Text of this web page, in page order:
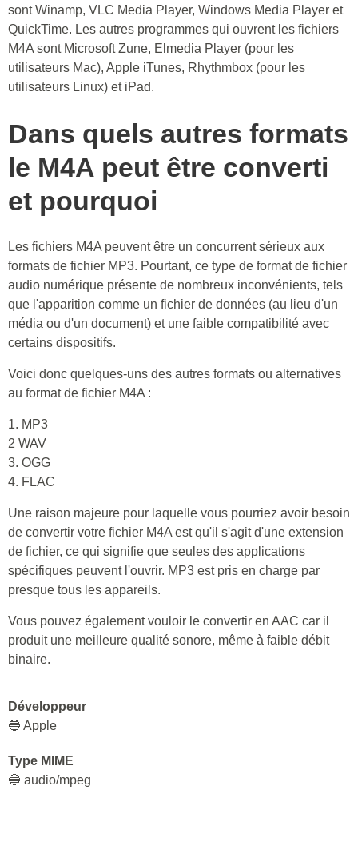
sont Winamp, VLC Media Player, Windows Media Player et
QuickTime. Les autres programmes qui ouvrent les fichiers
M4A sont Microsoft Zune, Elmedia Player (pour les
utilisateurs Mac), Apple iTunes, Rhythmbox (pour les
utilisateurs Linux) et iPad.
Dans quels autres formats
le M4A peut être converti
et pourquoi
Les fichiers M4A peuvent être un concurrent sérieux aux
formats de fichier MP3. Pourtant, ce type de format de fichier
audio numérique présente de nombreux inconvénients, tels
que l'apparition comme un fichier de données (au lieu d'un
média ou d'un document) et une faible compatibilité avec
certains dispositifs.
Voici donc quelques-uns des autres formats ou alternatives
au format de fichier M4A :
1. MP3
2 WAV
3. OGG
4. FLAC
Une raison majeure pour laquelle vous pourriez avoir besoin
de convertir votre fichier M4A est qu'il s'agit d'une extension
de fichier, ce qui signifie que seules des applications
spécifiques peuvent l'ouvrir. MP3 est pris en charge par
presque tous les appareils.
Vous pouvez également vouloir le convertir en AAC car il
produit une meilleure qualité sonore, même à faible débit
binaire.
Développeur
🔵 Apple
Type MIME
🔵 audio/mpeg